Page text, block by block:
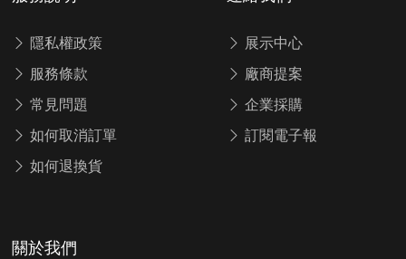
隱私權政策
服務條款
常見問題
如何取消訂單
如何退換貨
展示中心
廠商提案
企業採購
訂閱電子報
關於我們